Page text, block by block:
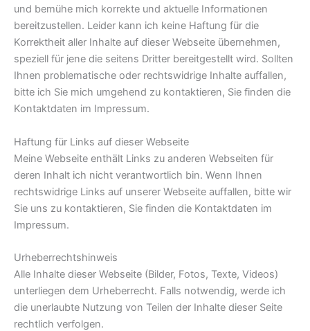
und bemühe mich korrekte und aktuelle Informationen
bereitzustellen. Leider kann ich keine Haftung für die
Korrektheit aller Inhalte auf dieser Webseite übernehmen,
speziell für jene die seitens Dritter bereitgestellt wird. Sollten
Ihnen problematische oder rechtswidrige Inhalte auffallen,
bitte ich Sie mich umgehend zu kontaktieren, Sie finden die
Kontaktdaten im Impressum.
Haftung für Links auf dieser Webseite
Meine Webseite enthält Links zu anderen Webseiten für
deren Inhalt ich nicht verantwortlich bin. Wenn Ihnen
rechtswidrige Links auf unserer Webseite auffallen, bitte wir
Sie uns zu kontaktieren, Sie finden die Kontaktdaten im
Impressum.
Urheberrechtshinweis
Alle Inhalte dieser Webseite (Bilder, Fotos, Texte, Videos)
unterliegen dem Urheberrecht. Falls notwendig, werde ich
die unerlaubte Nutzung von Teilen der Inhalte dieser Seite
rechtlich verfolgen.